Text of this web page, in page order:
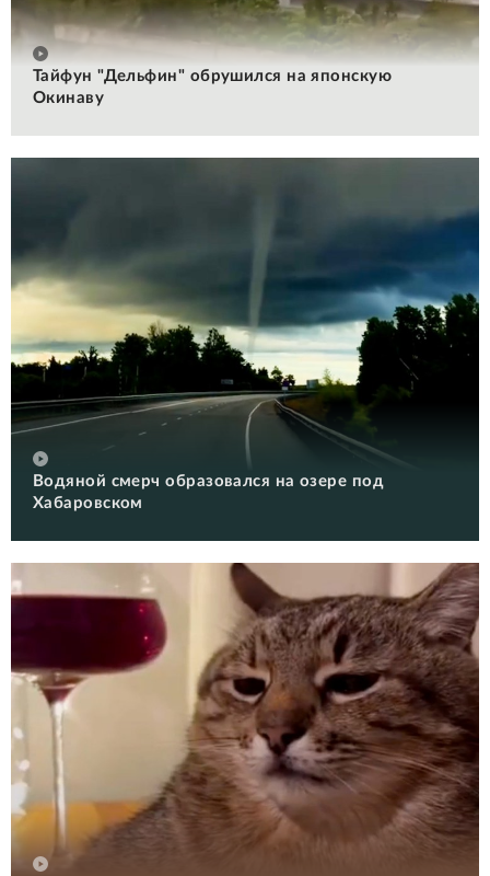
Тайфун "Дельфин" обрушился на японскую
Окинаву
Водяной смерч образовался на озере под
Хабаровском